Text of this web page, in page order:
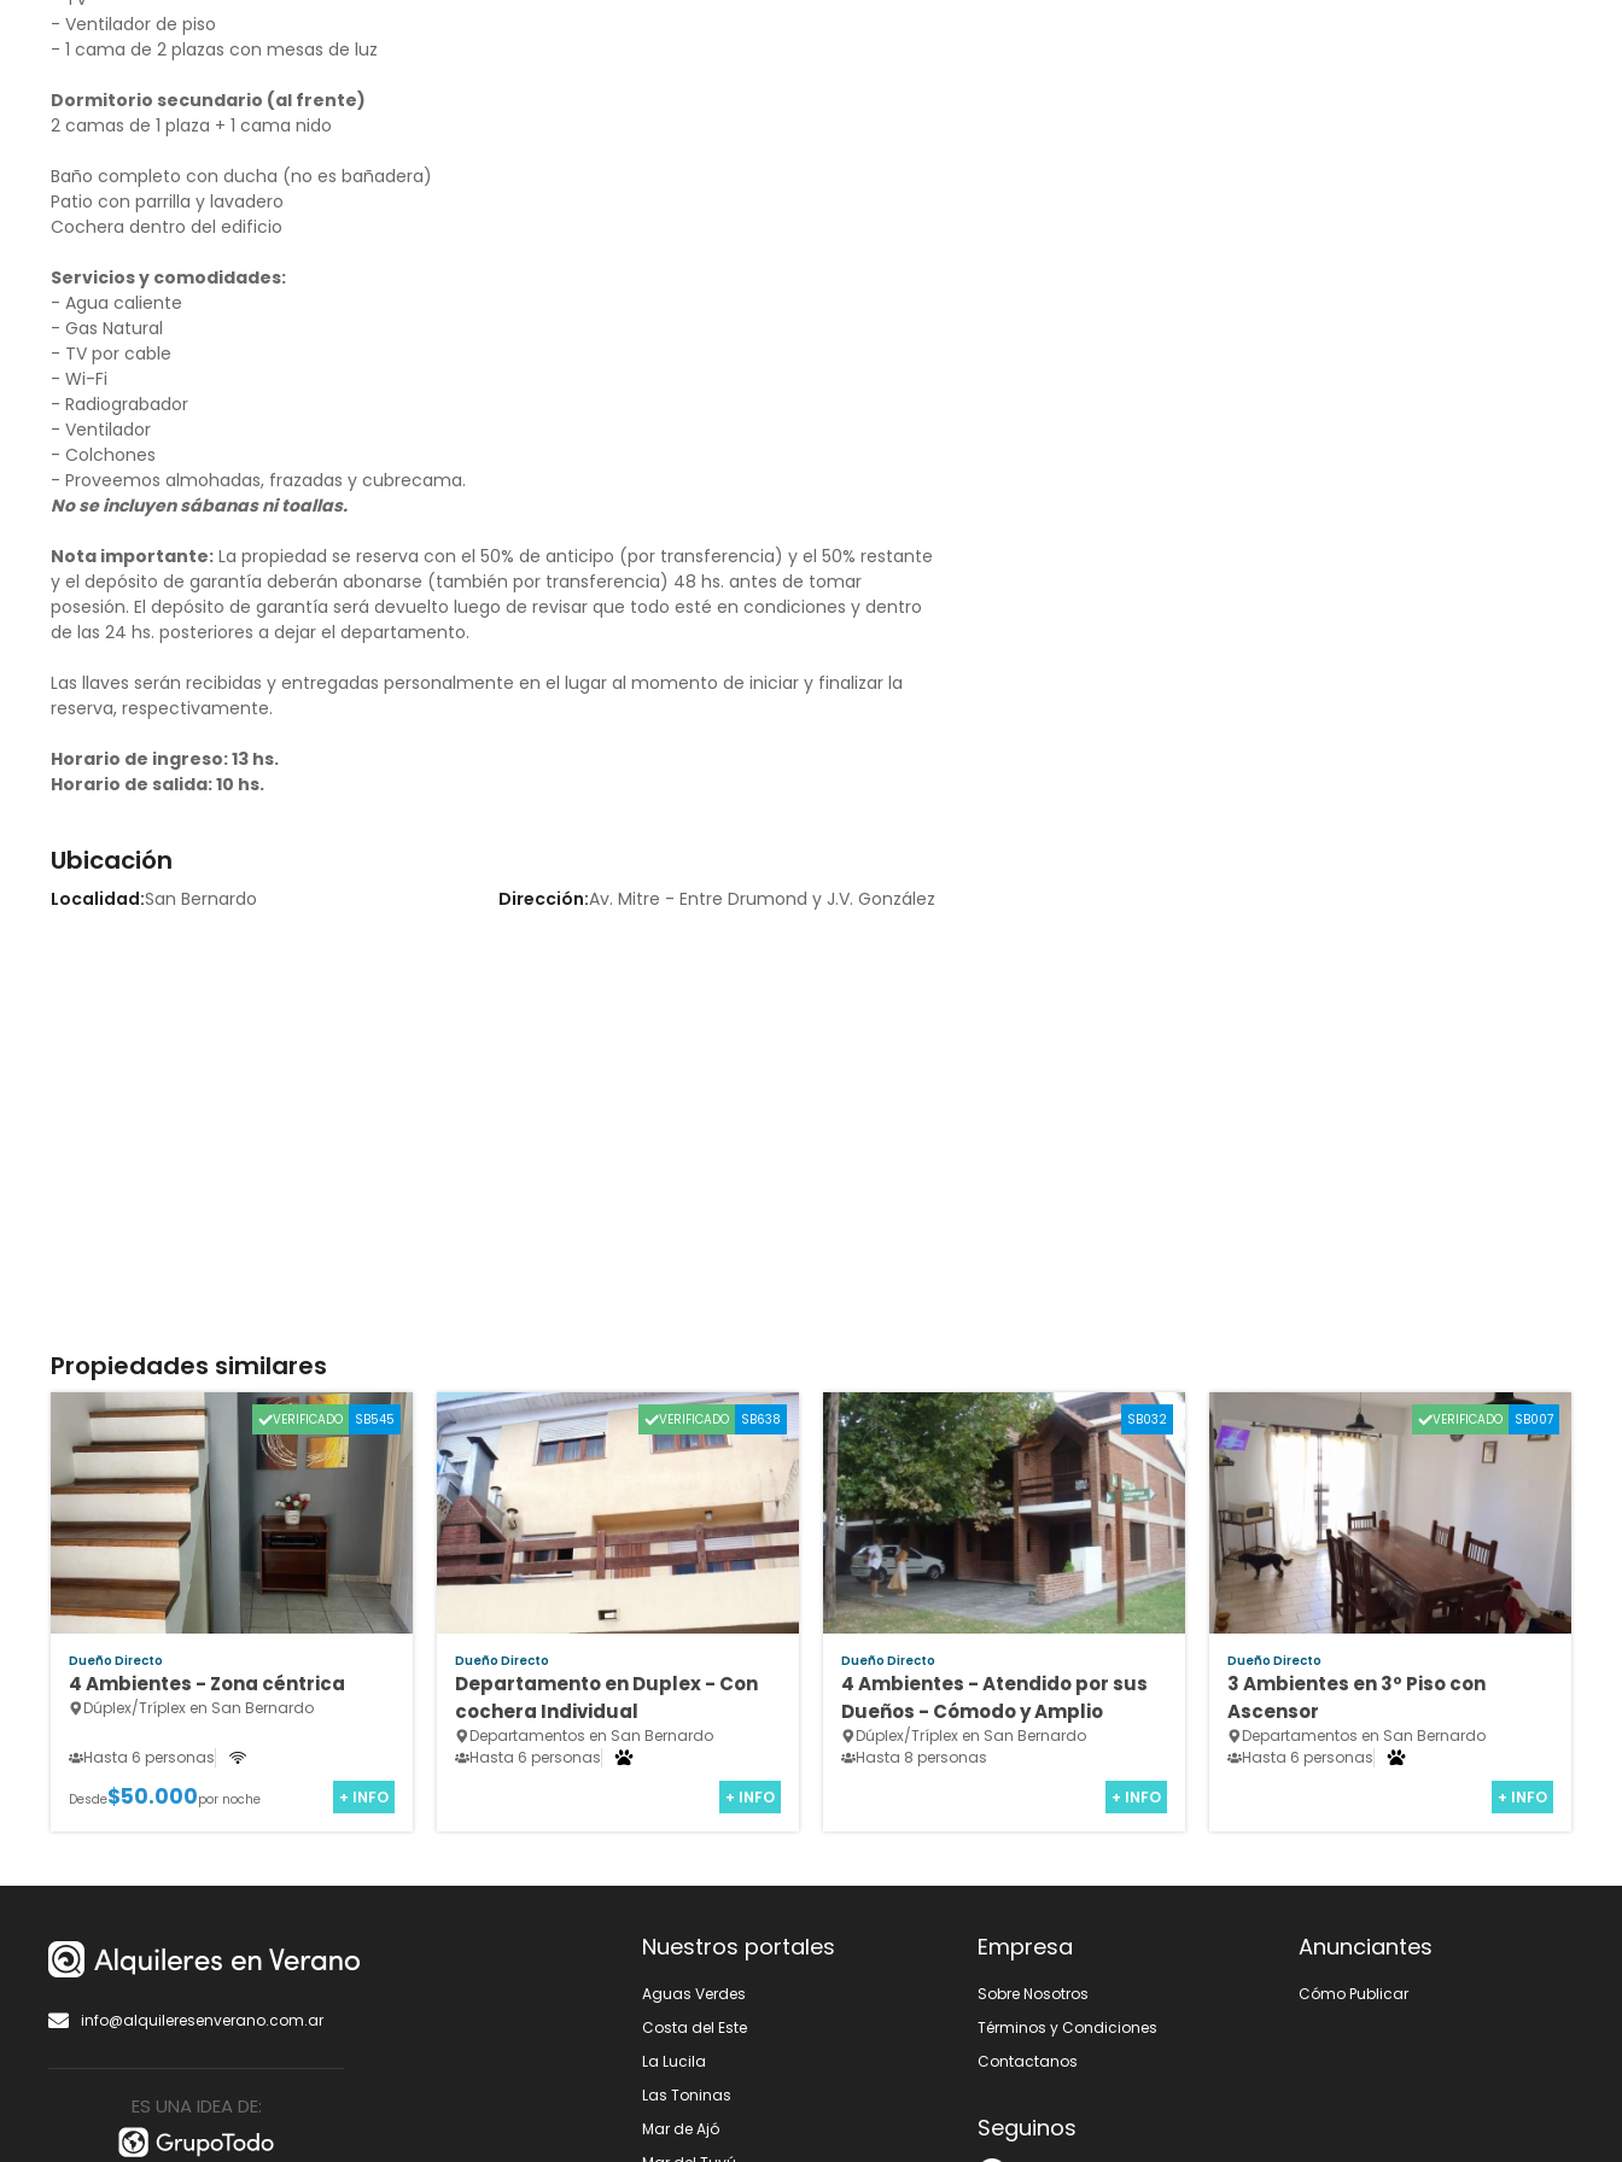
- Ventilador de piso
- 1 cama de 2 plazas con mesas de luz
Dormitorio secundario (al frente)
2 camas de 1 plaza + 1 cama nido
Baño completo con ducha (no es bañadera)
Patio con parrilla y lavadero
Cochera dentro del edificio
Servicios y comodidades:
- Agua caliente
- Gas Natural
- TV por cable
- Wi-Fi
- Radiograbador
- Ventilador
- Colchones
- Proveemos almohadas, frazadas y cubrecama.
No se incluyen sábanas ni toallas.
Nota importante: La propiedad se reserva con el 50% de anticipo (por transferencia) y el 50% restante
y el depósito de garantía deberán abonarse (también por transferencia) 48 hs. antes de tomar
posesión. El depósito de garantía será devuelto luego de revisar que todo esté en condiciones y dentro
de las 24 hs. posteriores a dejar el departamento.
Las llaves serán recibidas y entregadas personalmente en el lugar al momento de iniciar y finalizar la
reserva, respectivamente.
Horario de ingreso: 13 hs.
Horario de salida: 10 hs.
Ubicación
Localidad:San Bernardo Dirección:Av. Mitre - Entre Drumond y J.V. González
Propiedades similares
VERIFICADO SB545
Dueño Directo
4 Ambientes - Zona céntrica
Dúplex/Tríplex en San Bernardo
Hasta 6 personas
Desde$50.000por noche + INFO
VERIFICADO SB638
Dueño Directo
Departamento en Duplex - Con
cochera Individual
Departamentos en San Bernardo
Hasta 6 personas
+ INFO
SB032
Dueño Directo
4 Ambientes - Atendido por sus
Dueños - Cómodo y Amplio
Dúplex/Tríplex en San Bernardo
Hasta 8 personas
+ INFO
VERIFICADO SB007
Dueño Directo
3 Ambientes en 3º Piso con
Ascensor
Departamentos en San Bernardo
Hasta 6 personas
+ INFO
info@alquileresenverano.com.ar
ES UNA IDEA DE:
Nuestros portales
Aguas Verdes
Costa del Este
La Lucila
Las Toninas
Mar de Ajó
Empresa
Sobre Nosotros
Términos y Condiciones
Contactanos
Seguinos
Anunciantes
Cómo Publicar